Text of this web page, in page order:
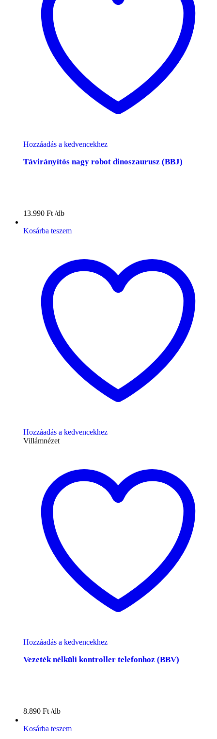
Hozzáadás a kedvencekhez
Távirányítós nagy robot dinoszaurusz (BBJ)
13.990 Ft
Kosárba teszem
Hozzáadás a kedvencekhez
Villámnézet
Hozzáadás a kedvencekhez
Vezeték nélküli kontroller telefonhoz (BBV)
8.890 Ft
Kosárba teszem